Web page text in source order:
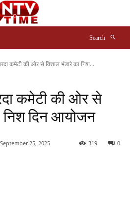
Search
कमेटी की ओर से विशाल भंडारे का निश...
कमेटी की ओर से
निश दिन आयोजन
September 25, 2025 0
319